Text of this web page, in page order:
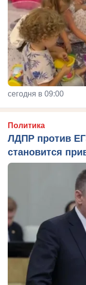
сегодня в 09:00
Политика
ЛДПР против
становится